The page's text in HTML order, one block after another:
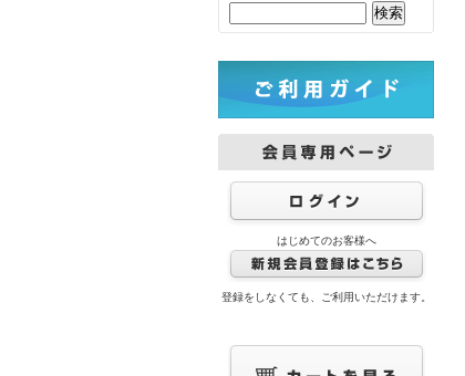
はじめてのお客様へ
登録をしなくても、ご利用いただけます。